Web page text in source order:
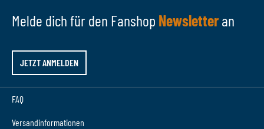
Melde dich für den Fanshop Newsletteran
JETZT ANMELDEN
FAQ
Versandinformationen